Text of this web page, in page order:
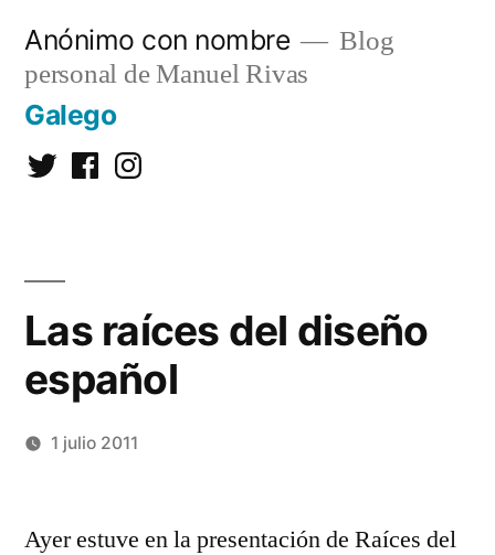
contenido
Anónimo con nombre
Blog
personal de Manuel Rivas
Galego
TwitterFacebookInstagram
Las raíces del diseño
español
Álvarez
1 julio 2011
Ayer estuve en la presentación de Raíces del